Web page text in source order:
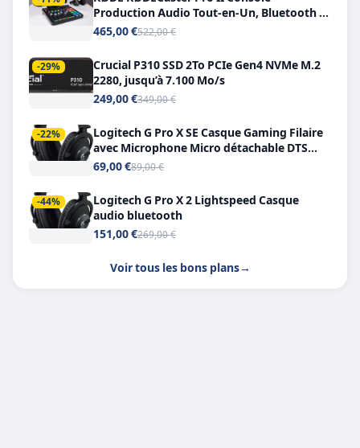
Production Audio Tout-en-Un, Bluetooth et
Double USB-C
465,00 €522,00 €
-29%
Crucial P310 SSD 2To PCIe Gen4 NVMe M.2
2280, jusqu’à 7.100 Mo/s
249,00 €349,00 €
-22%
Logitech G Pro X SE Casque Gaming Filaire
avec Microphone Micro détachable DTS
Headphone X 7.1
69,00 €89,00 €
-44%
Logitech G Pro X 2 Lightspeed Casque
audio bluetooth
151,00 €269,00 €
Voir tous les bons plans→